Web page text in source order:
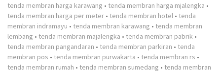
tenda membran harga karawang • tenda membran harga mjalengka •
tenda membran harga per meter • tenda membran hotel • tenda
membran indramayu • tenda membran karawang • tenda membran
lembang • tenda membran majalengka • tenda membran pabrik •
tenda membran pangandaran • tenda membran parkiran • tenda
membran pos • tenda membran purwakarta • tenda membran rs •
tenda membran rumah • tenda membran sumedang • tenda membran